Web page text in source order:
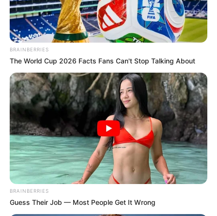
BRAINBERRIES
The World Cup 2026 Facts Fans Can't Stop Talking About
BRAINBERRIES
Guess Their Job — Most People Get It Wrong